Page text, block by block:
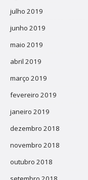
julho 2019
junho 2019
maio 2019
abril 2019
março 2019
fevereiro 2019
janeiro 2019
dezembro 2018
novembro 2018
outubro 2018